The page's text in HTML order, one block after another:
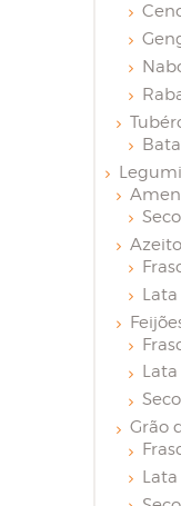
Seco
Lata
Lata
Seco
Grão
Lata